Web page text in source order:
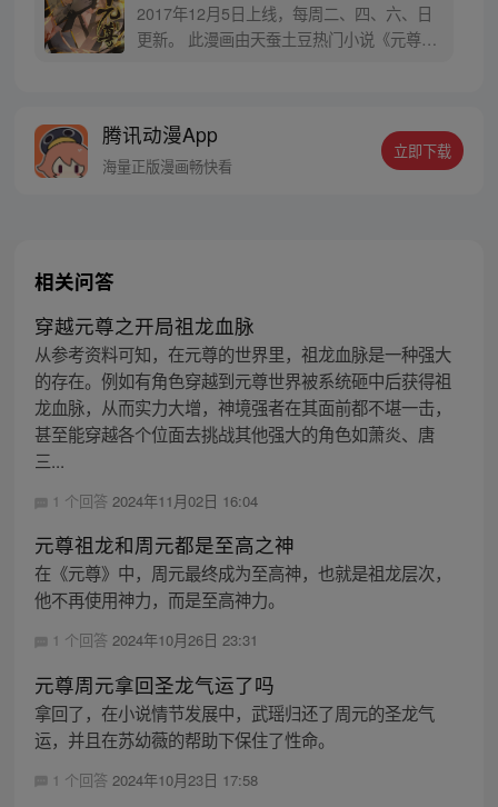
2017年12月5日上线，每周二、四、六、日
更新。 此漫画由天蚕土豆热门小说《元尊》
腾讯动漫App
海量正版漫画畅快看
立即下载
相关问答
穿越元尊之开局祖龙血脉
从参考资料可知，在元尊的世界里，祖龙血脉是一种强大
的存在。例如有角色穿越到元尊世界被系统砸中后获得祖
龙血脉，从而实力大增，神境强者在其面前都不堪一击，
甚至能穿越各个位面去挑战其他强大的角色如萧炎、唐
三...
1 个回答 2024年11月02日 16:04
元尊祖龙和周元都是至高之神
在《元尊》中，周元最终成为至高神，也就是祖龙层次，
他不再使用神力，而是至高神力。
1 个回答 2024年10月26日 23:31
元尊周元拿回圣龙气运了吗
拿回了，在小说情节发展中，武瑶归还了周元的圣龙气
运，并且在苏幼薇的帮助下保住了性命。
1 个回答 2024年10月23日 17:58